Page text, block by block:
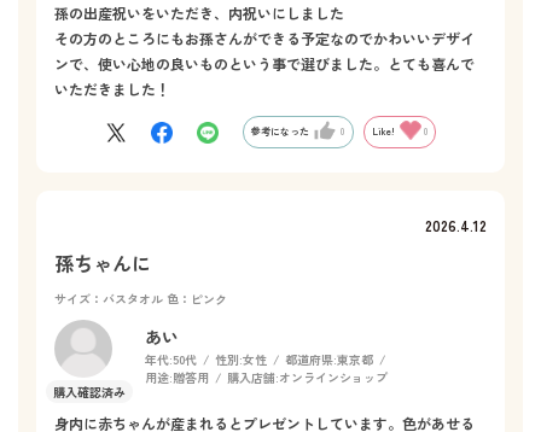
孫の出産祝いをいただき、内祝いにしました
その方のところにもお孫さんができる予定なのでかわいいデザイ
ンで、使い心地の良いものという事で選びました。とても喜んで
いただきました！
参考になった 0 Like! 0
2026.4.12
孫ちゃんに
サイズ：バスタオル 色：ピンク
あい
年代:50代 性別:女性 都道府県:東京都
用途:贈答用 購入店舗:オンラインショップ
身内に赤ちゃんが産まれるとプレゼントしています。色があせる